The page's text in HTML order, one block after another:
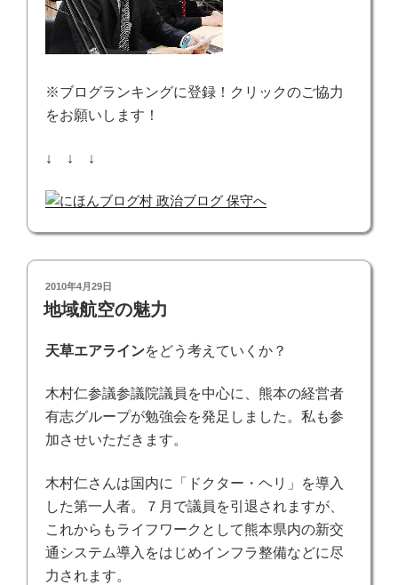
※ブログランキングに登録！クリックのご協力
をお願いします！
↓ ↓ ↓
投
稿
日:
2010年4月29日
地域航空の魅力
天草エアラインをどう考えていくか？
木村仁参議参議院議員を中心に、熊本の経営者
有志グループが勉強会を発足しました。私も参
加させいただきます。
木村仁さんは国内に「ドクター・ヘリ」を導入
した第一人者。７月で議員を引退されますが、
これからもライフワークとして熊本県内の新交
通システム導入をはじめインフラ整備などに尽
力されます。